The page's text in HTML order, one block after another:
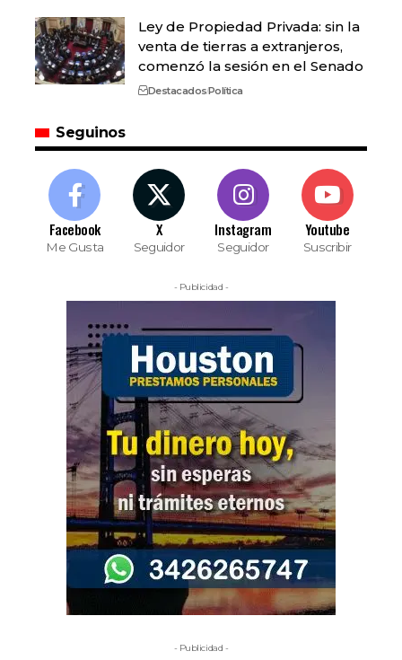
Ley de Propiedad Privada: sin la
venta de tierras a extranjeros,
comenzó la sesión en el Senado
DestacadosPolítica
Seguinos
Facebook
Me Gusta
X
Seguidor
Instagram
Seguidor
Youtube
Suscribir
- Publicidad -
- Publicidad -